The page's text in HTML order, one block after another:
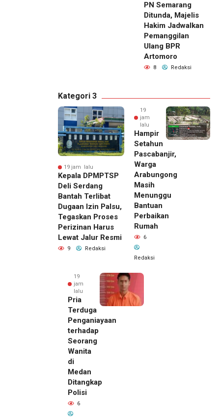
PN Semarang
Ditunda, Majelis
Hakim Jadwalkan
Pemanggilan
Ulang BPR
Artomoro
8 Redaksi
Kategori 3
19 jam lalu
Kepala DPMPTSP
Deli Serdang
Bantah Terlibat
Dugaan Izin Palsu,
Tegaskan Proses
Perizinan Harus
Lewat Jalur Resmi
9 Redaksi
19
jam
lalu
Hampir
Setahun
Pascabanjir,
Warga
Arabungong
Masih
Menunggu
Bantuan
Perbaikan
Rumah
6
Redaksi
19
jam
lalu
Pria
Terduga
Penganiayaan
terhadap
Seorang
Wanita
di
Medan
Ditangkap
Polisi
6